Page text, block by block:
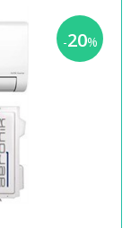
-20%